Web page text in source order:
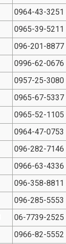
0964-43-3251
0965-39-5211
096-201-8877
0996-62-0676
0957-25-3080
0965-67-5337
0965-52-1105
0964-47-0753
096-282-7146
0966-63-4336
096-358-8811
096-285-5553
06-7739-2525
0966-82-5552